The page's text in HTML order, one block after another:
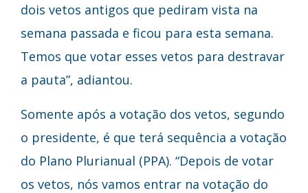
dois vetos antigos que pediram vista na
semana passada e ficou para esta semana.
Temos que votar esses vetos para destravar
a pauta”, adiantou.
Somente após a votação dos vetos, segundo
o presidente, é que terá sequência a votação
do Plano Plurianual (PPA). “Depois de votar
os vetos, nós vamos entrar na votação do